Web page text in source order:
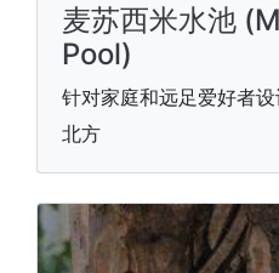
麦苏西米水池
Pool)
针对家庭和远足爱好者
北方